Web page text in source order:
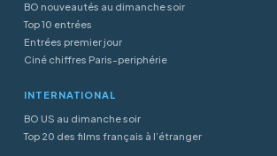
BO nouveautés au dimanche soir
Top 10 entrées
Entrées premier jour
Ciné chiffres Paris-periphérie
INTERNATIONAL
BO US au dimanche soir
Top 20 des films français à l’étranger